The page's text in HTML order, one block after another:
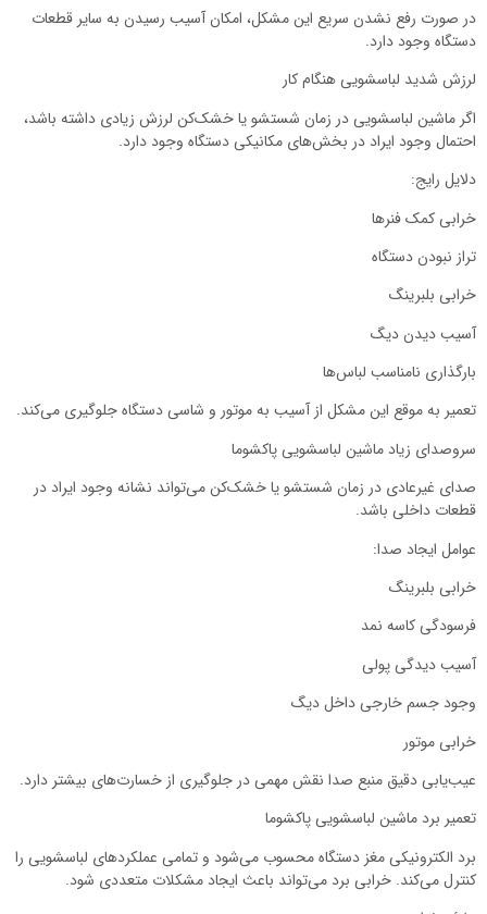
در صورت رفع نشدن سریع این مشکل، امکان آسیب رسیدن به سایر قطعات
دستگاه وجود دارد.
لرزش شدید لباسشویی هنگام کار
اگر ماشین لباسشویی در زمان شستشو یا خشک‌کن لرزش زیادی داشته باشد،
احتمال وجود ایراد در بخش‌های مکانیکی دستگاه وجود دارد.
دلایل رایج:
خرابی کمک فنرها
تراز نبودن دستگاه
خرابی بلبرینگ
آسیب دیدن دیگ
بارگذاری نامناسب لباس‌ها
تعمیر به موقع این مشکل از آسیب به موتور و شاسی دستگاه جلوگیری می‌کند.
سروصدای زیاد ماشین لباسشویی پاکشوما
صدای غیرعادی در زمان شستشو یا خشک‌کن می‌تواند نشانه وجود ایراد در
قطعات داخلی باشد.
عوامل ایجاد صدا:
خرابی بلبرینگ
فرسودگی کاسه نمد
آسیب دیدگی پولی
وجود جسم خارجی داخل دیگ
خرابی موتور
عیب‌یابی دقیق منبع صدا نقش مهمی در جلوگیری از خسارت‌های بیشتر دارد.
تعمیر برد ماشین لباسشویی پاکشوما
برد الکترونیکی مغز دستگاه محسوب می‌شود و تمامی عملکردهای لباسشویی را
کنترل می‌کند. خرابی برد می‌تواند باعث ایجاد مشکلات متعددی شود.